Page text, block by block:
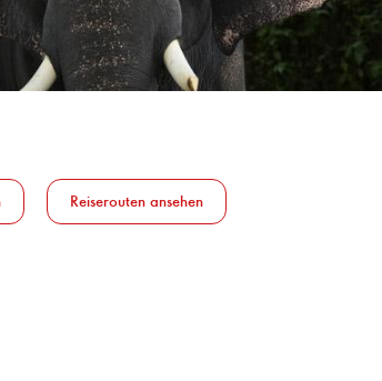
Reiserouten ansehen